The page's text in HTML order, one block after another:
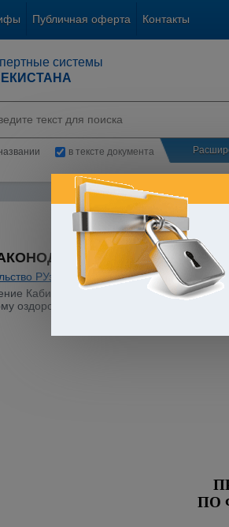
Публичная оферта Контакты
системы
в тексте документа
РУз Общие вопросы
Кабинета Министров Республики
оздоровлению убыточных организаций
ПО